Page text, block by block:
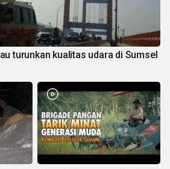
turunkan kualitas udara di Sumsel